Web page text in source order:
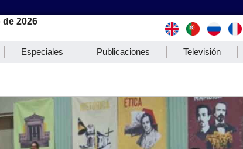
2026
Especiales Publicaciones Televisión